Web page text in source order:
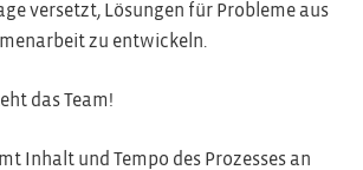
versetzt, Lösungen für Probleme aus
zu entwickeln.
das Team!
Inhalt und Tempo des Prozesses an